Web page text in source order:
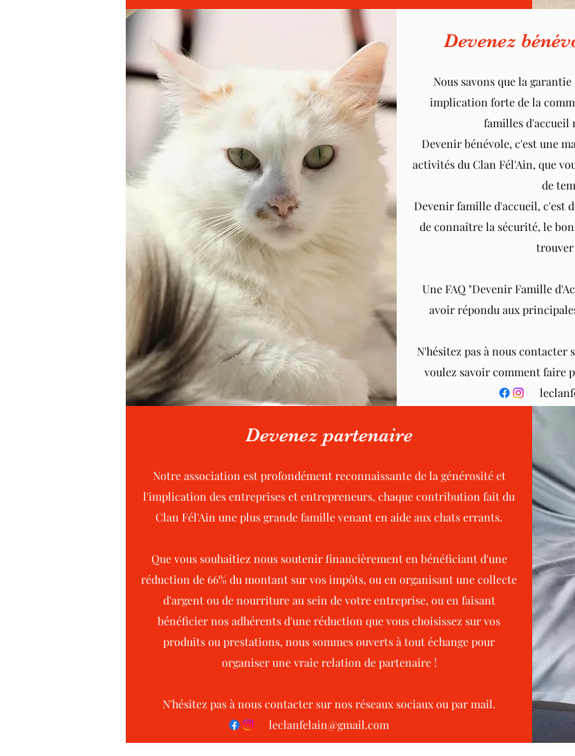
Devenez
Nous savons que la
implication forte de la
familles d'accueil
Devenir bénévole, c'est une
activités du Clan Fél'Ain, que
de
Devenir famille d'accueil, c'est
de connaître la sécurité, le
Une FAQ "Devenir Famille
avoir répondu aux
N'hésitez pas à nous contacter
voulez savoir comment faire
Devenez partenaire
Notre association est profondément reconnaissante de la générosité et
l'implication des entreprises et entrepreneurs, chaque contribution fait du
Clan Fél'Ain une plus grande famille venant en aide aux chats errants.
Que vous souhaitiez nous soutenir financièrement en bénéficiant d'une
réduction de 66% du montant sur vos impôts, ou en organisant une collecte
d'argent ou de nourriture au sein de votre entreprise, ou en faisant
bénéficier nos adhérents d'une réduction que vous choisissez sur vos
produits ou prestations, nous sommes ouverts à tout échange pour
organiser une vraie relation de partenaire !
N'hésitez pas à nous contacter sur nos réseaux sociaux ou par mail.
leclanfelain@gmail.com